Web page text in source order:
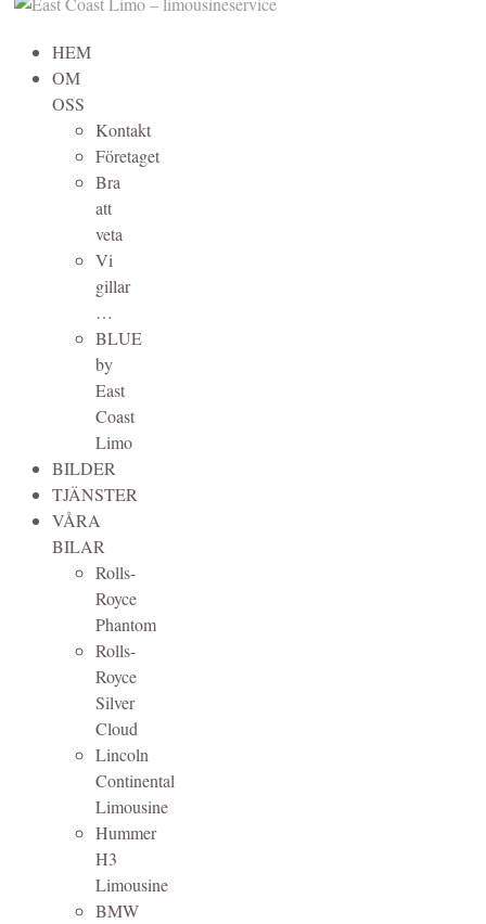
HEM
OM
OSS
Kontakt
Företaget
Bra
att
veta
Vi
gillar
…
BLUE
by
East
Coast
Limo
BILDER
TJÄNSTER
VÅRA
BILAR
Rolls-
Royce
Phantom
Rolls-
Royce
Silver
Cloud
Lincoln
Continental
Limousine
Hummer
H3
Limousine
BMW